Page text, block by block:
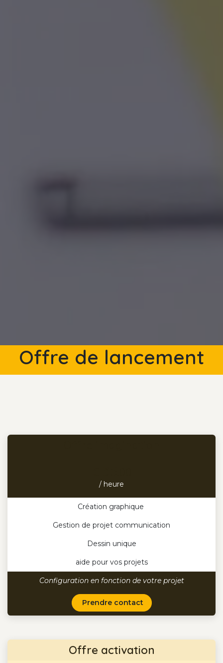
Offre de lancement
/ heure
Création graphique
Gestion de projet communication
Dessin unique
aide pour vos projets
Configuration en fonction de votre projet
Prendre contact
Offre activation